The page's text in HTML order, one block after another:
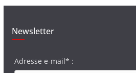
Newsletter
Adresse e-mail* :